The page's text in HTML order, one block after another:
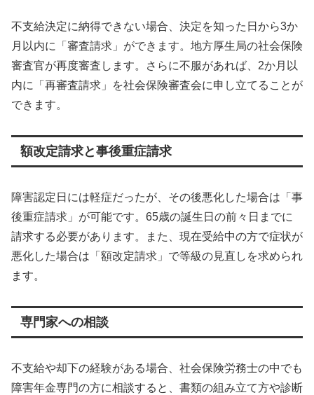
不支給決定に納得できない場合、決定を知った日から3か
月以内に「審査請求」ができます。地方厚生局の社会保険
審査官が再度審査します。さらに不服があれば、2か月以
内に「再審査請求」を社会保険審査会に申し立てることが
できます。
額改定請求と事後重症請求
障害認定日には軽症だったが、その後悪化した場合は「事
後重症請求」が可能です。65歳の誕生日の前々日までに
請求する必要があります。また、現在受給中の方で症状が
悪化した場合は「額改定請求」で等級の見直しを求められ
ます。
専門家への相談
不支給や却下の経験がある場合、社会保険労務士の中でも
障害年金専門の方に相談すると、書類の組み立て方や診断